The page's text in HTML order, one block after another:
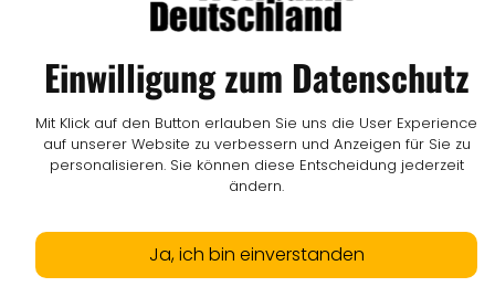
DatenschutzIOnline-Streitschlichtung
MediadatenIKontakt IVertrag widerrufen
© LW Medien GmbH
Einwilligung zum Datenschutz
Mit Klick auf den Button erlauben Sie uns die User Experience
auf unserer Website zu verbessern und Anzeigen für Sie zu
personalisieren. Sie können diese Entscheidung jederzeit
ändern.
Ja, ich bin einverstanden